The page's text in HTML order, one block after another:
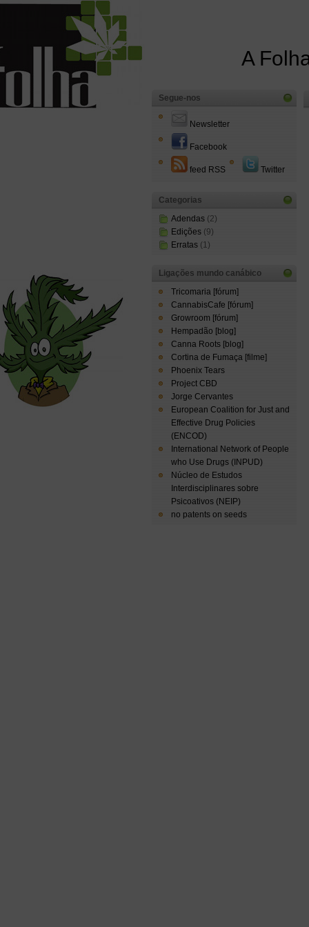
A
Segue-nos
Newsletter
Facebook
feed RSS Twitter
Categorias
Adendas (2)
Edições (9)
Erratas (1)
Ligações mundo canábico
Tricomaria [fórum]
CannabisCafe [fórum]
Growroom [fórum]
Hempadão [blog]
Canna Roots [blog]
Cortina de Fumaça [filme]
Phoenix Tears
Project CBD
Jorge Cervantes
European Coalition for Just and
Effective Drug Policies
(ENCOD)
International Network of People
who Use Drugs (INPUD)
Núcleo de Estudos
Interdisciplinares sobre
Psicoativos (NEIP)
no patents on seeds